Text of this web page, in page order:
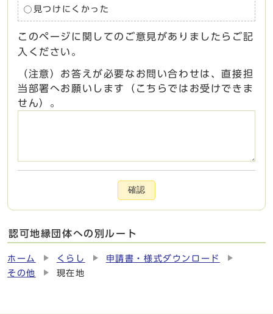
見つけにくかった
このページに関してのご意見がありましたらご記
入ください。
（注意）お答えが必要なお問い合わせは、直接担
当部署へお願いします（こちらではお受けできま
せん）。
確認
認可地縁団体への別ルート
ホーム くらし
申請書・様式ダウンロード
その他
現在地